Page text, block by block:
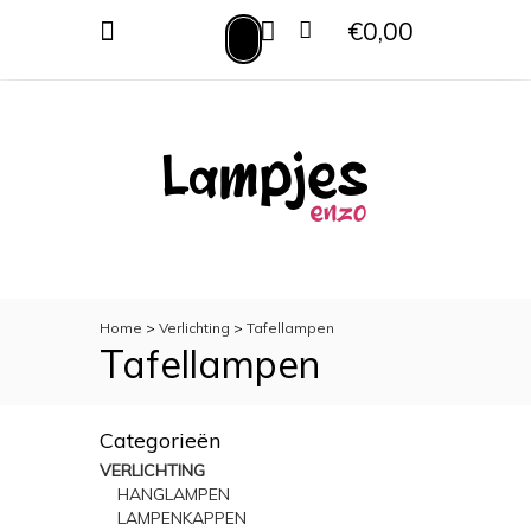
TOILETACCESSOIRES
€0,00
Home > Verlichting > Tafellampen
Tafellampen
Categorieën
VERLICHTING
HANGLAMPEN
LAMPENKAPPEN